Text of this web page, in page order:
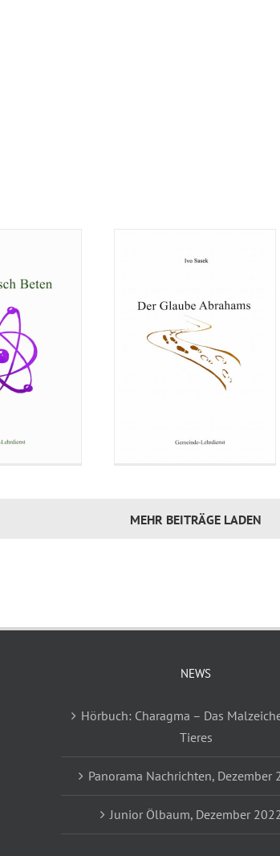
MEHR BEITRÄGE LADEN
NEWS
Hörbuch: Charagma – Das
Tieres
Panorama Nachrichten, Dezember
Junior Ölbaum, Dezember